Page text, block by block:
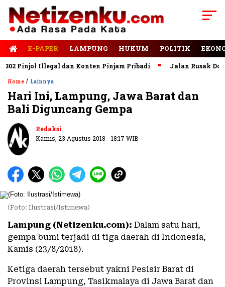
E-PAPER LAMPUNG HUKUM POLITIK
Pinjol Illegal dan Konten Pinjam Pribadi Jalan Rusak
Home / Lainnya
Hari Ini, Lampung, Jawa Barat dan
Bali Diguncang Gempa
Redaksi
Kamis, 23 Agustus 2018 - 18:17 WIB
(Foto: Ilustrasi/Istimewa)
Lampung (Netizenku.com): Dalam satu hari,
gempa bumi terjadi di tiga daerah di Indonesia,
Kamis (23/8/2018).
Ketiga daerah tersebut yakni Pesisir Barat di
Provinsi Lampung, Tasikmalaya di Jawa Barat dan